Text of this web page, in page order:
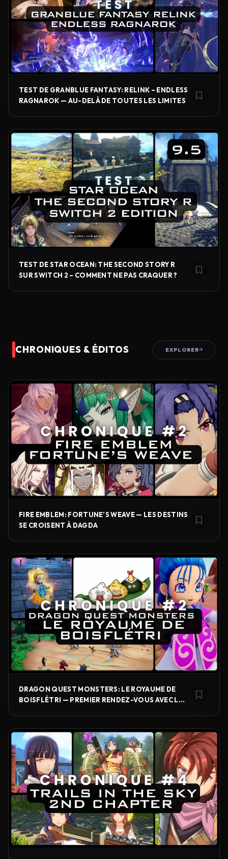
TEST DE GRANBLUE FANTASY: RELINK – ENDLESS
RAGNAROK — AU-DELÀ DE TOUTES LES LIMITES
TEST DE STAR OCEAN: THE SECOND STORY R
SUR SWITCH 2 – COMMENT NE PAS CRAQUER ?
CHRONIQUES & ÉDITOS EXPLORER
FIRE EMBLEM: FORTUNE’S WEAVE — LES DESTINS
SE CROISENT À DAGDA
DRAGON QUEST MONSTERS: LE ROYAUME DE
BOISFLÉTRI — PREMIER RENDEZ-VOUS AVEC LES